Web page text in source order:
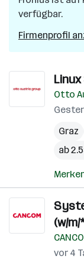
verfügbar.
Firmenprofil
Otto
Graz
ab
(w/m/
vor 4